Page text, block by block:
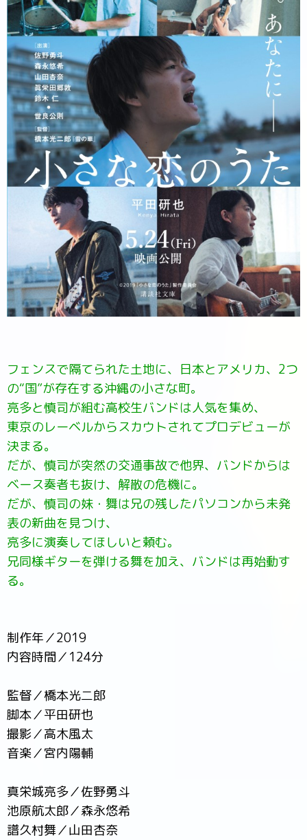
フェンスで隔てられた土地に、日本とアメリカ、2つ
の“国”が存在する沖縄の小さな町。
亮多と慎司が組む高校生バンドは人気を集め、
東京のレーベルからスカウトされてプロデビューが
決まる。
だが、慎司が突然の交通事故で他界、バンドからは
ベース奏者も抜け、解散の危機に。
だが、慎司の妹・舞は兄の残したパソコンから未発
表の新曲を見つけ、
亮多に演奏してほしいと頼む。
兄同様ギターを弾ける舞を加え、バンドは再始動す
る。
制作年／2019
内容時間／124分
監督／橋本光二郎
脚本／平田研也
撮影／高木風太
音楽／宮内陽輔
真栄城亮多／佐野勇斗
池原航太郎／森永悠希
譜久村舞／山田杏奈